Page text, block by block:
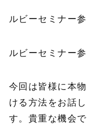
ルビーセミナー
ルビーセミナー
今回は皆様に本
ける方法をお話
す。貴重な機会